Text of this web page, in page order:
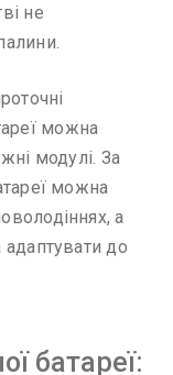
не
можна
модулі. За
можна
а
адаптувати до
батареї: